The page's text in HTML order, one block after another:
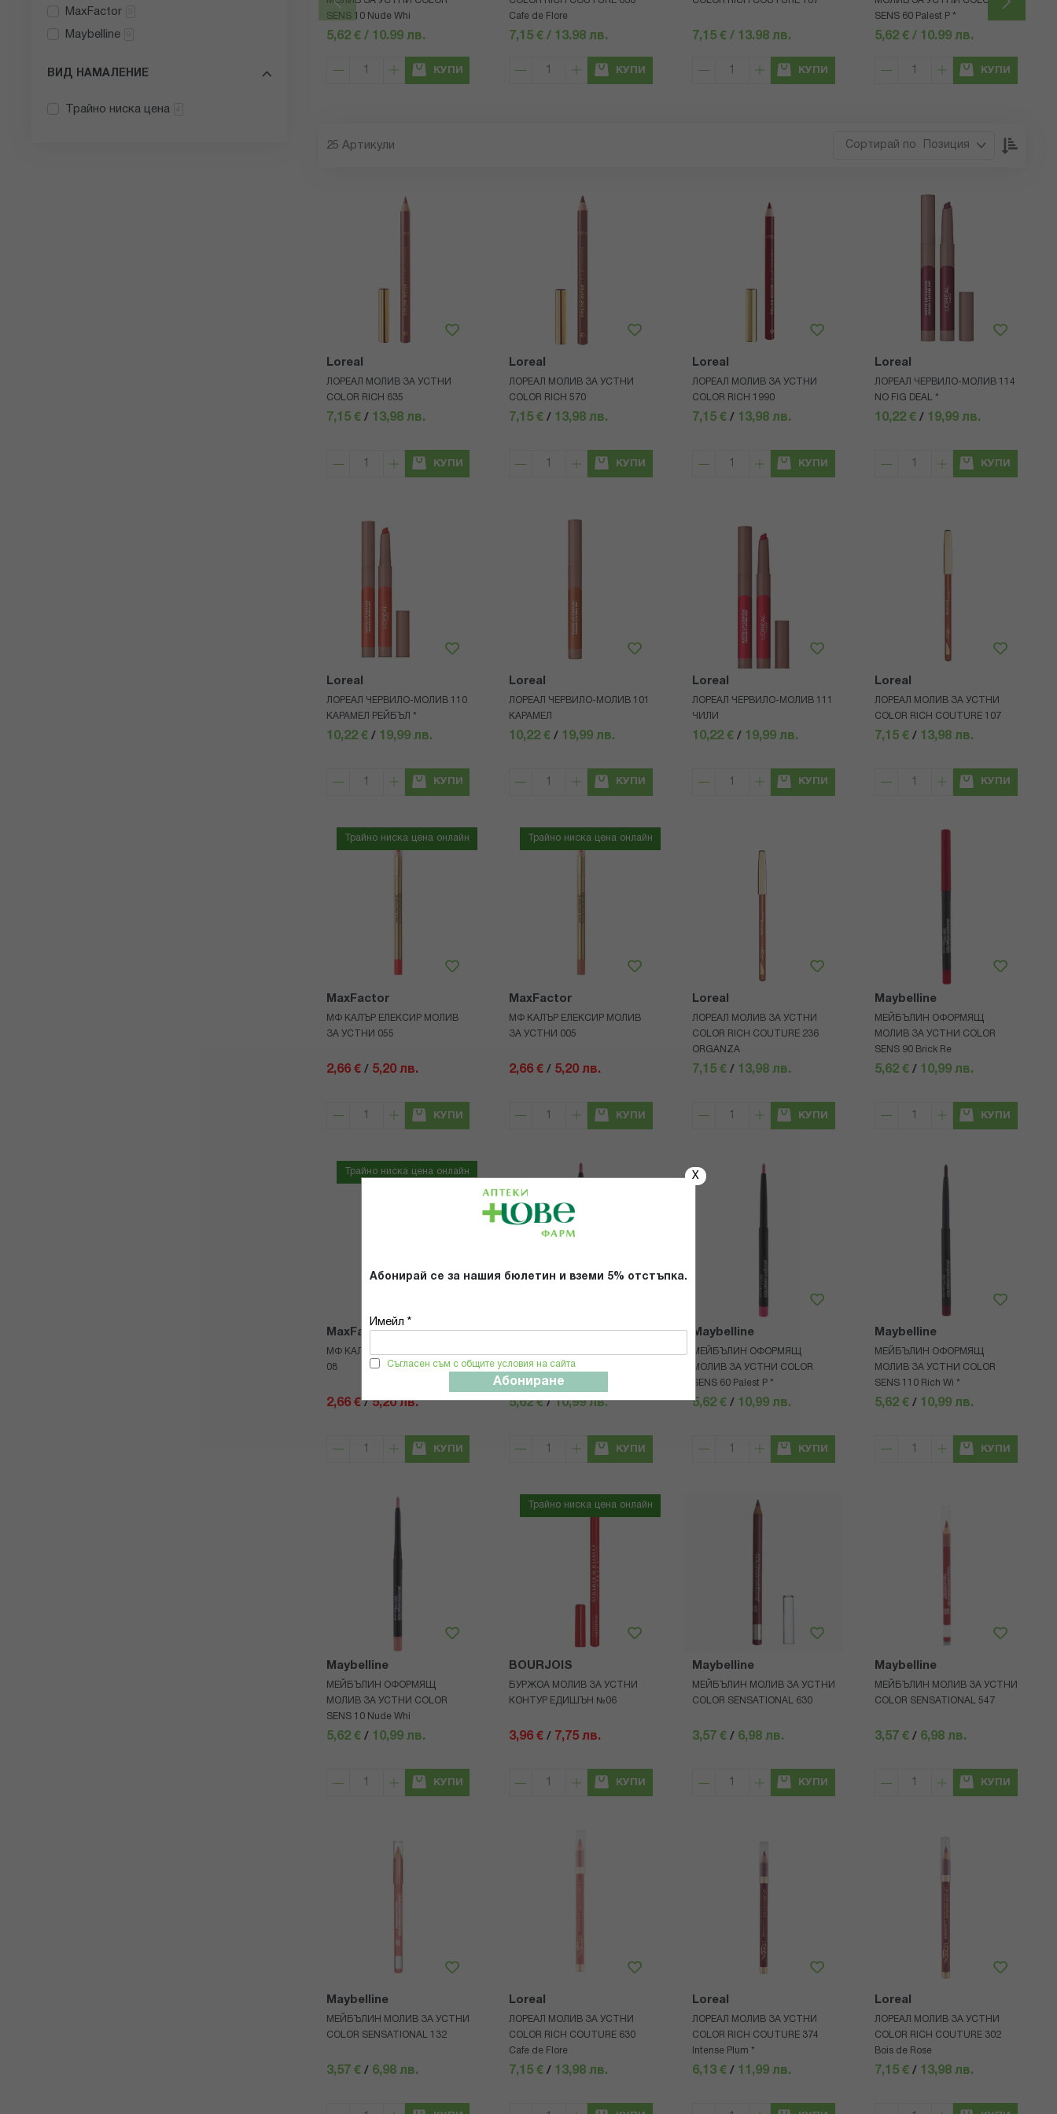
X
Абонирай се за нашия бюлетин и вземи 5% отстъпка.
Имейл *
Съгласен съм с общите условия на сайта
Абониране
SENS 10 Nude Whi
5,62 € / 10.99 лв.
КУПИ
Cafe de Flore
7,15 € / 13.98 лв.
КУПИ
7,15 € / 13.98 лв.
КУПИ
SENS 60 Palest P *
5,62 € / 10.99 лв.
КУПИ
Позиция
25 Артикули
Loreal
ЛОРЕАЛ МОЛИВ ЗА УСТНИ
COLOR RICH 635
7,15 € / 13,98 лв.
КУПИ
Loreal
ЛОРЕАЛ МОЛИВ ЗА УСТНИ
COLOR RICH 570
7,15 € / 13,98 лв.
КУПИ
Loreal
ЛОРЕАЛ МОЛИВ ЗА УСТНИ
COLOR RICH 1990
7,15 €/ 13,98 лв.
КУПИ
Loreal
ЛОРЕАЛ ЧЕРВИЛО-МОЛИВ 114
NO FIG DEAL *
10,22 €/ 19,99 лв.
КУПИ
Loreal
ЛОРЕАЛ ЧЕРВИЛО-МОЛИВ 110
КАРАМЕЛ РЕЙБЪЛ *
10,22 € / 19,99 лв.
КУПИ
Loreal
ЛОРЕАЛ ЧЕРВИЛО-МОЛИВ 101
КАРАМЕЛ
10,22 € / 19,99 лв.
КУПИ
Loreal
ЛОРЕАЛ ЧЕРВИЛО-МОЛИВ 111
ЧИЛИ
10,22 €/ 19,99 лв.
КУПИ
Loreal
ЛОРЕАЛ МОЛИВ ЗА УСТНИ
COLOR RICH COUTURE 107
7,15 €/ 13,98 лв.
КУПИ
Трайно ниска цена онлайн
MaxFactor
МФ КАЛЪР ЕЛЕКСИР МОЛИВ
ЗА УСТНИ 055
2,66 € / 5,20 лв.
КУПИ
Трайно ниска цена онлайн
MaxFactor
МФ КАЛЪР ЕЛЕКСИР МОЛИВ
ЗА УСТНИ 005
2,66 € / 5,20 лв.
КУПИ
Loreal
ЛОРЕАЛ МОЛИВ ЗА УСТНИ
COLOR RICH COUTURE 236
ORGANZA
7,15 €/ 13,98 лв.
КУПИ
Maybelline
МЕЙБЪЛИН ОФОРМЯЩ
МОЛИВ ЗА УСТНИ COLOR
SENS 90 Brick Re
5,62 €/ 10,99 лв.
КУПИ
Трайно ниска цена онлайн
MaxFactor
МФ КАЛЪР ЕЛЕКСИР МОЛИВ
08
2,66 €/5,20 лв.
КУПИ
Maybelline
МОЛИВ ЗА УСТНИ COLOR
SENS 50 Dusty Ro
5,62 €/10,99 лв.
КУПИ
Maybelline
МЕЙБЪЛИН ОФОРМЯЩ
МОЛИВ ЗА УСТНИ COLOR
SENS 60 Palest P *
5,62 €/ 10,99 лв.
КУПИ
Maybelline
МЕЙБЪЛИН ОФОРМЯЩ
МОЛИВ ЗА УСТНИ COLOR
SENS 110 Rich Wi *
5,62 €/ 10,99 лв.
КУПИ
Maybelline
МЕЙБЪЛИН ОФОРМЯЩ
МОЛИВ ЗА УСТНИ COLOR
SENS 10 Nude Whi
5,62 € / 10,99 лв.
КУПИ
Трайно ниска цена онлайн
BOURJOIS
БУРЖОА МОЛИВ ЗА УСТНИ
КОНТУР ЕДИШЪН №06
3,96 € / 7,75 лв.
КУПИ
Maybelline
МЕЙБЪЛИН МОЛИВ ЗА УСТНИ
COLOR SENSATIONAL 630
3,57 €/ 6,98 лв.
КУПИ
Maybelline
МЕЙБЪЛИН МОЛИВ ЗА УСТНИ
COLOR SENSATIONAL 547
3,57 €/ 6,98 лв.
КУПИ
Maybelline
МЕЙБЪЛИН МОЛИВ ЗА УСТНИ
COLOR SENSATIONAL 132
3,57 € / 6,98 лв.
Loreal
ЛОРЕАЛ МОЛИВ ЗА УСТНИ
COLOR RICH COUTURE 630
Cafe de Flore
7,15 € / 13,98 лв.
Loreal
ЛОРЕАЛ МОЛИВ ЗА УСТНИ
COLOR RICH COUTURE 374
Intense Plum *
6,13 €/ 11,99 лв.
Loreal
ЛОРЕАЛ МОЛИВ ЗА УСТНИ
COLOR RICH COUTURE 302
Bois de Rose
7,15 €/ 13,98 лв.
MaxFactor
Maybelline
ВИД НАМАЛЕНИЕ
Трайно ниска цена